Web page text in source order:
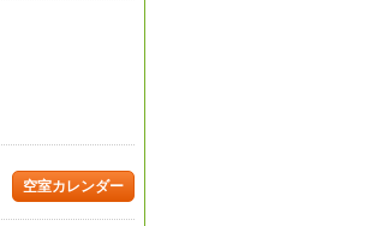
空室カレンダー